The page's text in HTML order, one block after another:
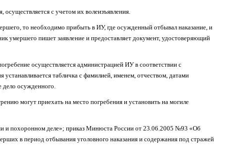
с учетом их волеизъявления.
то необходимо прибыть в ИУ, где осужденный отбывал наказание, и
умершего пишет заявление и предоставляет документ, удостоверяющий
осуществляется администрацией ИУ в соответствии с
табличка с фамилией, именем, отчеством, датами
дело осужденного.
могут приехать на место погребения и установить на могиле
и похоронном деле»; приказ Минюста России от 23.06.2005 №93 «Об
в период отбывания уголовного наказания и содержания под стражей